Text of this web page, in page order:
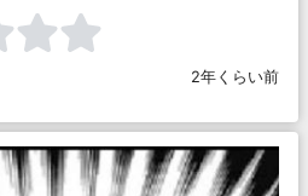
2年くらい前